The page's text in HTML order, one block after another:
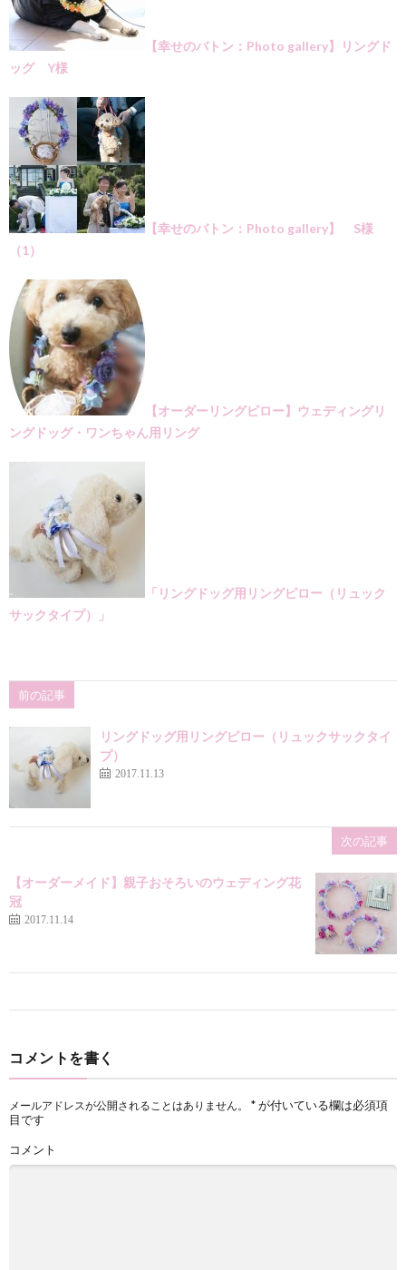
【幸せのバトン：Photo gallery】リングド
ッグ Y様
【幸せのバトン：Photo gallery】 S様
（1）
【オーダーリングピロー】ウェディングリ
ングドッグ・ワンちゃん用リング
「リングドッグ用リングピロー（リュック
サックタイプ）」
前の記事
リングドッグ用リングピロー（リュックサックタイ
プ）
2017.11.13
次の記事
【オーダーメイド】親子おそろいのウェディング花
冠
2017.11.14
コメントを書く
メールアドレスが公開されることはありません。 *が付いている欄は必須項
目です
コメント